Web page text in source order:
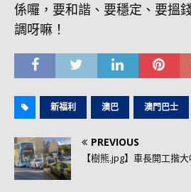
係囉，要和諧、要穩定、要搵
調呀嘛！
新福利 澳巴 澳門巴士
PREVIOUS
【樹熊.jpg】車長開工揩